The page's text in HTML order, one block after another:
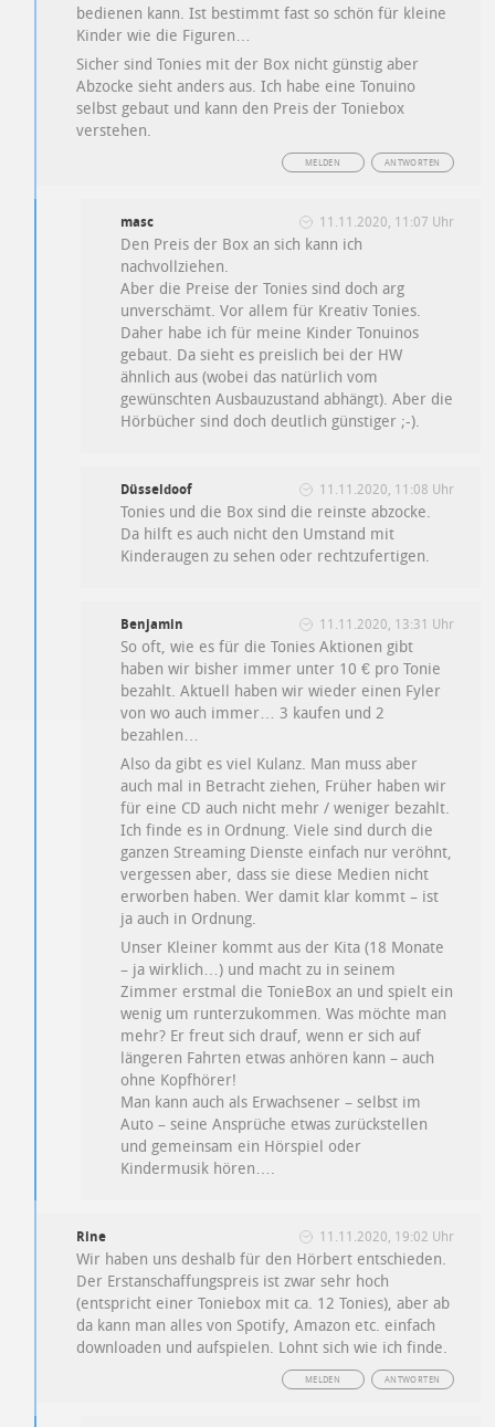
bedienen kann. Ist bestimmt fast so schön für kleine
Kinder wie die Figuren…
Sicher sind Tonies mit der Box nicht günstig aber
Abzocke sieht anders aus. Ich habe eine Tonuino
selbst gebaut und kann den Preis der Toniebox
verstehen.
ANTWORTEN
MELDEN
masc 11.11.2020, 11:07 Uhr
Den Preis der Box an sich kann ich
nachvollziehen.
Aber die Preise der Tonies sind doch arg
unverschämt. Vor allem für Kreativ Tonies.
Daher habe ich für meine Kinder Tonuinos
gebaut. Da sieht es preislich bei der HW
ähnlich aus (wobei das natürlich vom
gewünschten Ausbauzustand abhängt). Aber die
Hörbücher sind doch deutlich günstiger ;-).
Düsseldoof 11.11.2020, 11:08 Uhr
Tonies und die Box sind die reinste abzocke.
Da hilft es auch nicht den Umstand mit
Kinderaugen zu sehen oder rechtzufertigen.
Benjamin 11.11.2020, 13:31 Uhr
So oft, wie es für die Tonies Aktionen gibt
haben wir bisher immer unter 10 € pro Tonie
bezahlt. Aktuell haben wir wieder einen Fyler
von wo auch immer… 3 kaufen und 2
bezahlen…
Also da gibt es viel Kulanz. Man muss aber
auch mal in Betracht ziehen, Früher haben wir
für eine CD auch nicht mehr / weniger bezahlt.
Ich finde es in Ordnung. Viele sind durch die
ganzen Streaming Dienste einfach nur veröhnt,
vergessen aber, dass sie diese Medien nicht
erworben haben. Wer damit klar kommt – ist
ja auch in Ordnung.
Unser Kleiner kommt aus der Kita (18 Monate
– ja wirklich…) und macht zu in seinem
Zimmer erstmal die TonieBox an und spielt ein
wenig um runterzukommen. Was möchte man
mehr? Er freut sich drauf, wenn er sich auf
längeren Fahrten etwas anhören kann – auch
ohne Kopfhörer!
Man kann auch als Erwachsener – selbst im
Auto – seine Ansprüche etwas zurückstellen
und gemeinsam ein Hörspiel oder
Kindermusik hören….
Rine 11.11.2020, 19:02 Uhr
Wir haben uns deshalb für den Hörbert entschieden.
Der Erstanschaffungspreis ist zwar sehr hoch
(entspricht einer Toniebox mit ca. 12 Tonies), aber ab
da kann man alles von Spotify, Amazon etc. einfach
downloaden und aufspielen. Lohnt sich wie ich finde.
ANTWORTEN
MELDEN